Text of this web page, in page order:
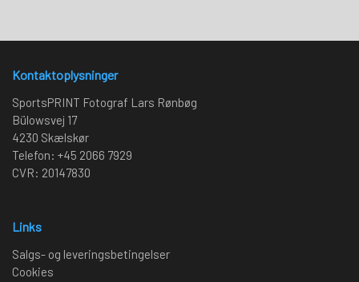
Kontaktoplysninger
SportsPRINT Fotograf Lars Rønbøg
Bülowsvej 17
4230 Skælskør
Telefon: +45 2066 7929
CVR: 20147830
Links
Salgs- og leveringsbetingelser
Cookies